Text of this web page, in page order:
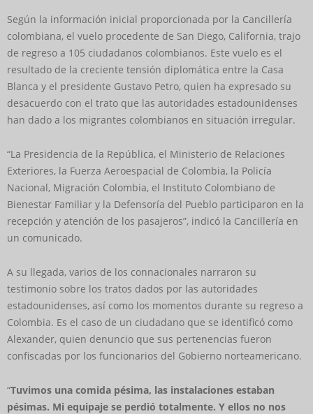
Según la información inicial proporcionada por la Cancillería
colombiana, el vuelo procedente de San Diego, California, trajo
de regreso a 105 ciudadanos colombianos. Este vuelo es el
resultado de la creciente tensión diplomática entre la Casa
Blanca y el presidente Gustavo Petro, quien ha expresado su
desacuerdo con el trato que las autoridades estadounidenses
han dado a los migrantes colombianos en situación irregular.
“La Presidencia de la República, el Ministerio de Relaciones
Exteriores, la Fuerza Aeroespacial de Colombia, la Policía
Nacional, Migración Colombia, el Instituto Colombiano de
Bienestar Familiar y la Defensoría del Pueblo participaron en la
recepción y atención de los pasajeros”, indicó la Cancillería en
un comunicado.
A su llegada, varios de los connacionales narraron su
testimonio sobre los tratos dados por las autoridades
estadounidenses, así como los momentos durante su regreso a
Colombia. Es el caso de un ciudadano que se identificó como
Alexander, quien denuncio que sus pertenencias fueron
confiscadas por los funcionarios del Gobierno norteamericano.
“Tuvimos una comida pésima, las instalaciones estaban
pésimas. Mi equipaje se perdió totalmente. Y ellos no nos